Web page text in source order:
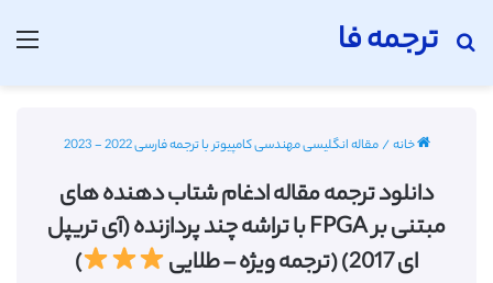
ترجمه فا
جستجو برای
خانه/مقاله انگلیسی مهندسی کامپیوتر با ترجمه فارسی 2022 - 2023
دانلود ترجمه مقاله ادغام شتاب دهنده های
مبتنی بر FPGA با تراشه چند پردازنده (آی تریپل
ای 2017) (ترجمه ویژه – طلایی
)